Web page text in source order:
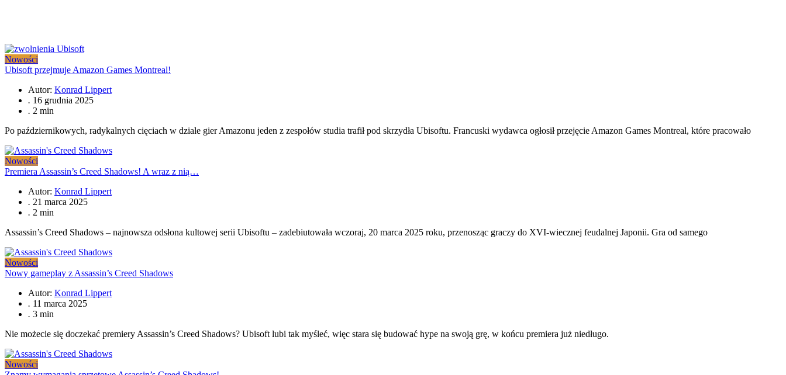
Nowości
Ubisoft przejmuje Amazon Games Montreal!
Autor: Konrad Lippert
. 16 grudnia 2025
. 2 min
Po październikowych, radykalnych cięciach w dziale gier Amazonu jeden z zespołów studia trafił pod skrzydła Ubisoftu. Francuski wydawca ogłosił przejęcie Amazon Games Montreal, które pracowało
Nowości
Premiera Assassin’s Creed Shadows! A wraz z nią…
Autor: Konrad Lippert
. 21 marca 2025
. 2 min
Assassin’s Creed Shadows – najnowsza odsłona kultowej serii Ubisoftu – zadebiutowała wczoraj, 20 marca 2025 roku, przenosząc graczy do XVI-wiecznej feudalnej Japonii. Gra od samego
Nowości
Nowy gameplay z Assassin’s Creed Shadows
Autor: Konrad Lippert
. 11 marca 2025
. 3 min
Nie możecie się doczekać premiery Assassin’s Creed Shadows? Ubisoft lubi tak myśleć, więc stara się budować hype na swoją grę, w końcu premiera już niedługo.
Nowości